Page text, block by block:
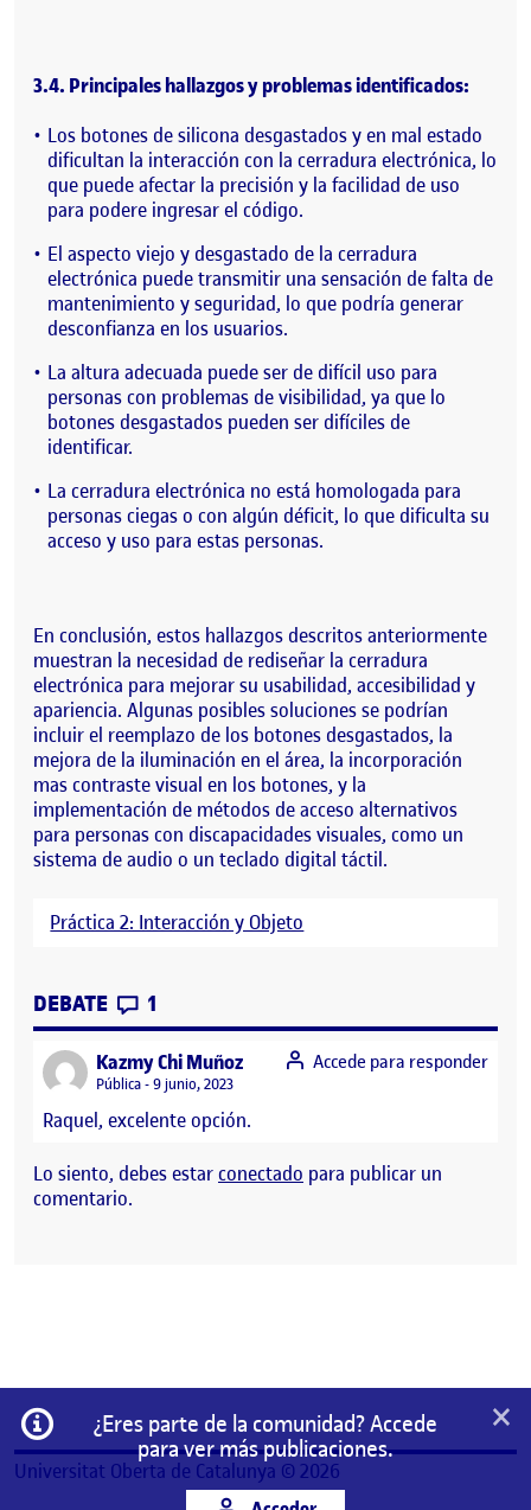
3.4. Principales hallazgos y problemas identificados:
Los botones de silicona desgastados y en mal estado
dificultan la interacción con la cerradura electrónica, lo
que puede afectar la precisión y la facilidad de uso
para podere ingresar el código.
El aspecto viejo y desgastado de la cerradura
electrónica puede transmitir una sensación de falta de
mantenimiento y seguridad, lo que podría generar
desconfianza en los usuarios.
La altura adecuada puede ser de difícil uso para
personas con problemas de visibilidad, ya que lo
botones desgastados pueden ser difíciles de
identificar.
La cerradura electrónica no está homologada para
personas ciegas o con algún déficit, lo que dificulta su
acceso y uso para estas personas.
En conclusión, estos hallazgos descritos anteriormente
muestran la necesidad de rediseñar la cerradura
electrónica para mejorar su usabilidad, accesibilidad y
apariencia. Algunas posibles soluciones se podrían
incluir el reemplazo de los botones desgastados, la
mejora de la iluminación en el área, la incorporación
mas contraste visual en los botones, y la
implementación de métodos de acceso alternativos
para personas con discapacidades visuales, como un
sistema de audio o un teclado digital táctil.
Práctica 2: Interacción y Objeto
DEBATE CONTRIBUTIONS
1
Kazmy Chi Muñozsays:
Visibilidad:
Pública 9 junio, 2023
Raquel, excelente opción.
Accede para responder
Lo siento, debes estarconectado para publicar un
comentario.
Información
¿Eres parte de la comunidad? Accede
para ver más publicaciones.
×
Universitat Oberta de Catalunya © 2026